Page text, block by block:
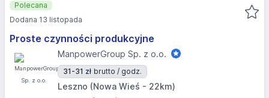
Proste czynności produkcyjne
ManpowerGroup Sp. z o.o.
31-31 zł brutto / godz.
Leszno (Nowa Wieś - 22km)
Polecana
Dodana 13 listopada